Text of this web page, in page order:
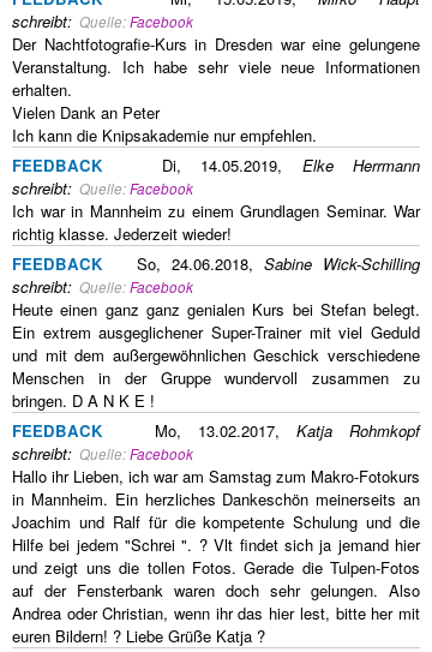
schreibt: Quelle:Facebook
Der Nachtfotografie-Kurs in Dresden war eine gelungene
Veranstaltung. Ich habe sehr viele neue Informationen
erhalten.
Vielen Dank an Peter
Ich kann die Knipsakademie nur empfehlen.
FEEDBACK Di, 14.05.2019, Elke Herrmann
schreibt: Quelle:Facebook
Ich war in Mannheim zu einem Grundlagen Seminar. War
richtig klasse. Jederzeit wieder!
FEEDBACK So, 24.06.2018, Sabine Wick-Schilling
schreibt: Quelle:Facebook
Heute einen ganz ganz genialen Kurs bei Stefan belegt.
Ein extrem ausgeglichener Super-Trainer mit viel Geduld
und mit dem außergewöhnlichen Geschick verschiedene
Menschen in der Gruppe wundervoll zusammen zu
bringen. D A N K E !
FEEDBACK Mo, 13.02.2017, Katja Rohmkopf
schreibt: Quelle:Facebook
Hallo ihr Lieben, ich war am Samstag zum Makro-Fotokurs
in Mannheim. Ein herzliches Dankeschön meinerseits an
Joachim und Ralf für die kompetente Schulung und die
Hilfe bei jedem "Schrei ". ? Vlt findet sich ja jemand hier
und zeigt uns die tollen Fotos. Gerade die Tulpen-Fotos
auf der Fensterbank waren doch sehr gelungen. Also
Andrea oder Christian, wenn ihr das hier lest, bitte her mit
euren Bildern! ? Liebe Grüße Katja ?